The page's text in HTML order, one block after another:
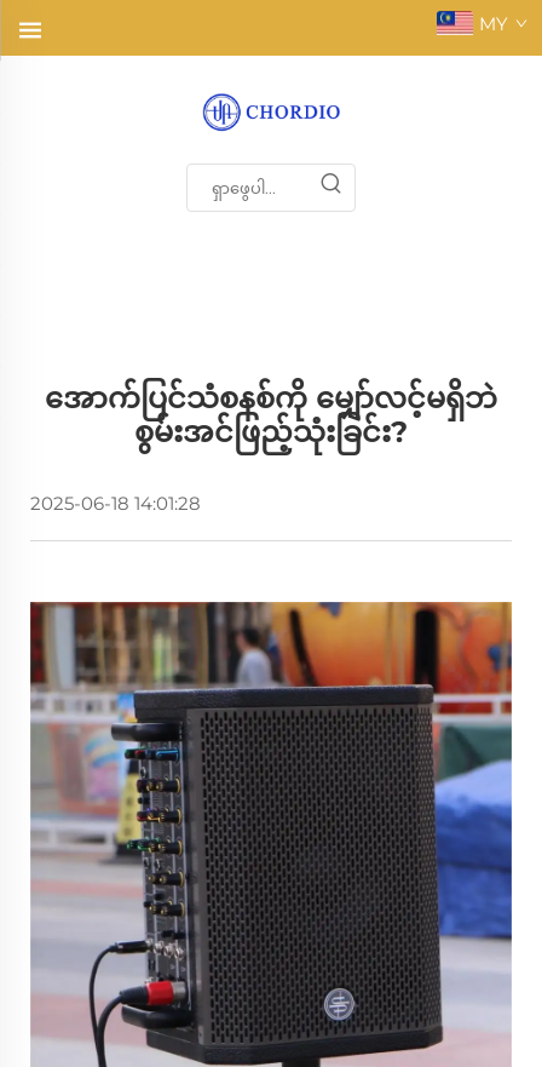
MY
အောက်ပြင်သံစနစ်ကို မျှော်လင့်မရှိဘဲ
စွမ်းအင်ဖြည့်သုံးခြင်း?
2025-06-18 14:01:28